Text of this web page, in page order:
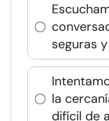
seguras
la
difícil de